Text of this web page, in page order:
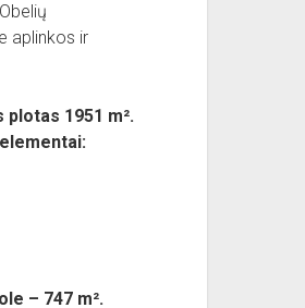
aplinkos ir
1951 m².
– 747 m².